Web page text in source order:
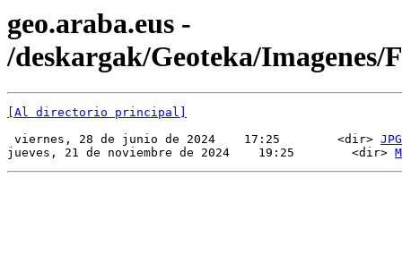
geo.araba.eus -
/deskargak/Geoteka/Imagenes/
[Al directorio principal]
viernes, 28 de junio de 2024    17:25        <dir> JPG
jueves, 21 de noviembre de 2024    19:25        <dir>